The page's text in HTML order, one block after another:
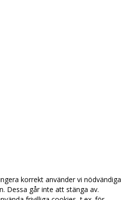
korrekt använder vi nödvändiga
Dessa går inte att stänga av.